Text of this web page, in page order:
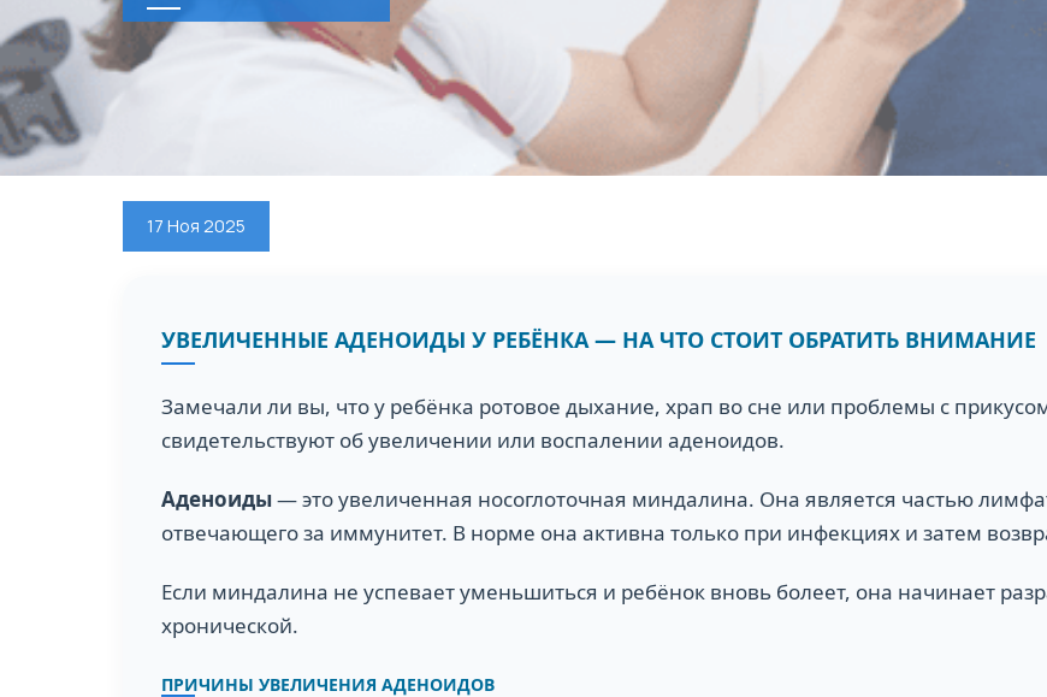
17 Ноя 2025
УВЕЛИЧЕННЫЕ АДЕНОИДЫ У РЕБЁНКА — НА ЧТО СТОИТ ОБРАТИТЬ ВНИМАНИЕ
Замечали ли вы, что у ребёнка ротовое дыхание, храп во сне или проблемы с
свидетельствуют об увеличении или воспалении аденоидов.
Аденоиды— это увеличенная носоглоточная миндалина. Она является частью
отвечающего за иммунитет. В норме она активна только при инфекциях и затем
Если миндалина не успевает уменьшиться и ребёнок вновь болеет, она начинает
хронической.
ПРИЧИНЫ УВЕЛИЧЕНИЯ АДЕНОИДОВ